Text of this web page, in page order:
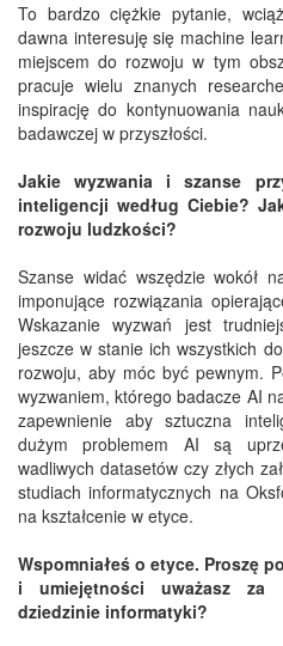
To bardzo ciężkie pytanie,
dawna interesuję się machine
miejscem do rozwoju w tym
pracuje wielu znanych
inspirację do kontynuowania
badawczej w przyszłości.
Jakie wyzwania i szanse
inteligencji według Ciebie?
rozwoju ludzkości?
Szanse widać wszędzie wokół
imponujące rozwiązania
Wskazanie wyzwań jest
jeszcze w stanie ich wszystkich
rozwoju, aby móc być pewnym.
wyzwaniem, którego badacze AI
zapewnienie aby sztuczna
dużym problemem AI są
wadliwych datasetów czy złych
studiach informatycznych na
na kształcenie w etyce.
Wspomniałeś o etyce. Proszę
i umiejętności uważasz
dziedzinie informatyki?